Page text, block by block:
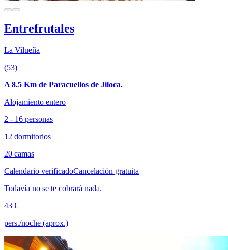
Entrefrutales
La Vilueña
(53)
A 8.5 Km de Paracuellos de Jiloca.
Alojamiento entero
2 - 16 personas
12 dormitorios
20 camas
Calendario verificadoCancelación gratuita
Todavía no se te cobrará nada.
43 €
pers./noche (aprox.)